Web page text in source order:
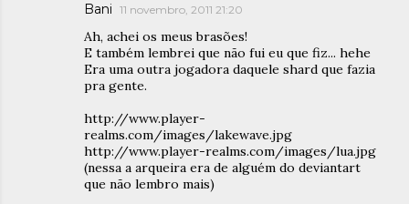
Bani 11 novembro, 2011 21:20
Ah, achei os meus brasões!
E também lembrei que não fui eu que fiz... hehe
Era uma outra jogadora daquele shard que fazia
pra gente.
http://www.player-
realms.com/images/lakewave.jpg
http://www.player-realms.com/images/lua.jpg
(nessa a arqueira era de alguém do deviantart
que não lembro mais)